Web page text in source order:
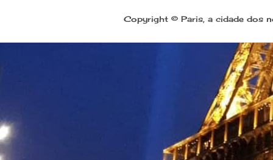
Copyright © Paris, a cidade dos